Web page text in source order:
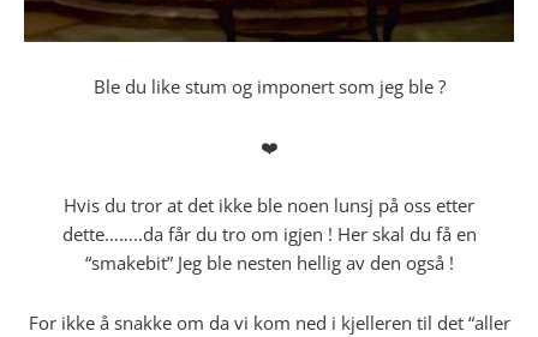
Ble du like stum og imponert som jeg ble ?
❤️
Hvis du tror at det ikke ble noen lunsj på oss etter
dette……..da får du tro om igjen ! Her skal du få en
“smakebit” Jeg ble nesten hellig av den også !
For ikke å snakke om da vi kom ned i kjelleren til det “aller